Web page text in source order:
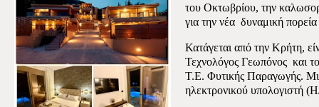
του Οκτωβρίου, την
για την νέα δυναμική
Κατάγεται από την Κρήτη,
Τεχνολόγος Γεωπόνος και
Τ.Ε. Φυτικής Παραγωγής.
ηλεκτρονικού υπολογιστή